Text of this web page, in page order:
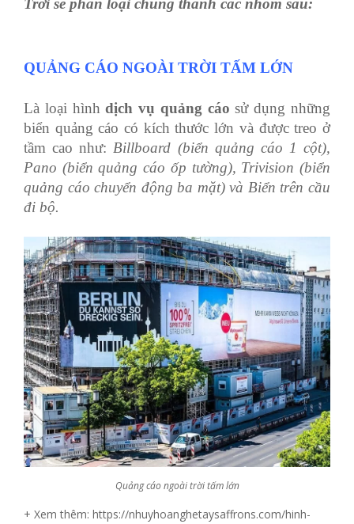
Trời sẽ phân loại chúng thành các nhóm sau:
QUẢNG CÁO NGOÀI TRỜI TẤM LỚN
Là loại hìnhdịch vụ quảng cáo sử dụng những
biển quảng cáo có kích thước lớn và được treo ở
tầm cao như: Billboard (biển quảng cáo 1 cột),
Pano (biển quảng cáo ốp tường), Trivision (biển
quảng cáo chuyển động ba mặt) và Biển trên cầu
đi bộ.
Quảng cáo ngoài trời tấm lớn
+ Xem thêm: https://nhuyhoanghetaysaffrons.com/hinh-